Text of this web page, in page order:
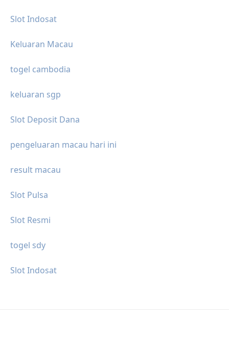
Slot Indosat
Keluaran Macau
togel cambodia
keluaran sgp
Slot Deposit Dana
pengeluaran macau hari ini
result macau
Slot Pulsa
Slot Resmi
togel sdy
Slot Indosat